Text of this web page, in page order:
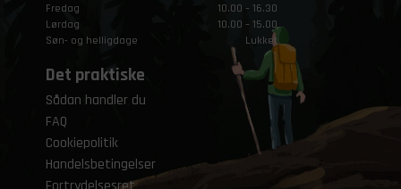
Fredag
10.00 – 16.30
Lørdag
10.00 – 15.00
Søn- og helligdage
Lukket
Det praktiske
Sådan handler du
FAQ
Cookiepolitik
Handelsbetingelser